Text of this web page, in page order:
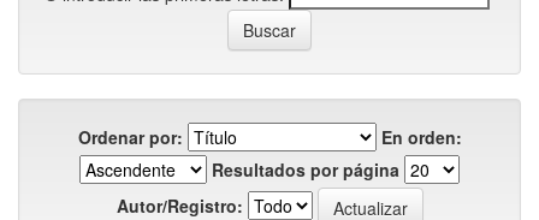
Ordenar por:
En orden:
Resultados por página
Autor/Registro: